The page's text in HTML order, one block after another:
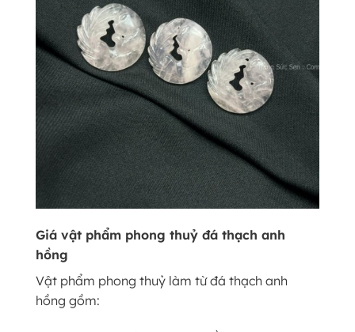
Giá vật phẩm phong thuỷ đá thạch anh
hồng
Vật phẩm phong thuỷ làm từ đá thạch anh
hồng gồm: